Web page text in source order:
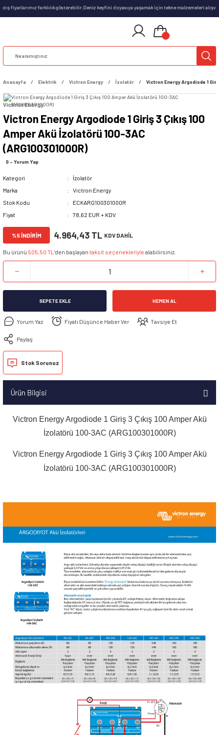
fiyatlarımız farklılık gösterebilir.Deniz keyfini doyasıya yaşamak için tekne malzemeleri
Anasayfa Elektrik Victron Energy İzolatör Victron Energy Argodiode 1
Victron Energy
Victron Energy Argodiode 1 Giriş 3 Çıkış 100
Amper Akü İzolatörü 100-3AC
(ARG100301000R)
0 - Yorum Yap
Kategori
İzolatör
Marka
Victron Energy
Stok Kodu
ECKARG100301000R
Fiyat
78,62 EUR + KDV
%5 İNDİRİM 4.964,43 TL KDV DAHİL
Bu ürünü 505,50 TL ’den başlayan taksit seçenekleriyle alabilirsiniz.
SEPETE EKLE HEMEN AL
Yorum Yaz Fiyatı Düşünce Haber Ver Tavsiye Et
Paylaş
Stok Sorunuz
Ürün Bilgisi
Victron Energy Argodiode 1 Giriş 3 Çıkış 100 Amper Akü
İzolatörü 100-3AC (ARG100301000R)
Victron Energy Argodiode 1 Giriş 3 Çıkış 100 Amper Akü
İzolatörü 100-3AC (ARG100301000R)